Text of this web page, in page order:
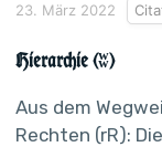
23. März 2022
Hierarchie (ʬ)
Aus dem
Rechten (rR):